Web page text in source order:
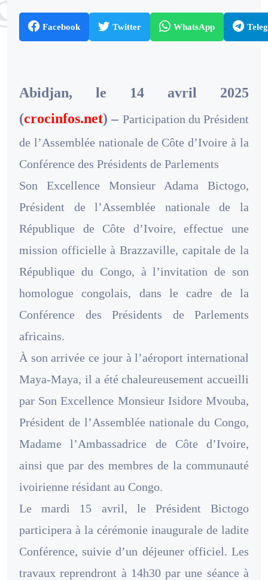
Facebook Twitter WhatsApp
Abidjan, le 14 avril 2025
(crocinfos.net) – Participation du Président
de l’Assemblée nationale de Côte d’Ivoire à la
Conférence des Présidents de Parlements
Son Excellence Monsieur Adama Bictogo,
Président de l’Assemblée nationale de la
République de Côte d’Ivoire, effectue une
mission officielle à Brazzaville, capitale de la
République du Congo, à l’invitation de son
homologue congolais, dans le cadre de la
Conférence des Présidents de Parlements
africains.
À son arrivée ce jour à l’aéroport international
Maya-Maya, il a été chaleureusement accueilli
par Son Excellence Monsieur Isidore Mvouba,
Président de l’Assemblée nationale du Congo,
Madame l’Ambassadrice de Côte d’Ivoire,
ainsi que par des membres de la communauté
ivoirienne résidant au Congo.
Le mardi 15 avril, le Président Bictogo
participera à la cérémonie inaugurale de ladite
Conférence, suivie d’un déjeuner officiel. Les
travaux reprendront à 14h30 par une séance à